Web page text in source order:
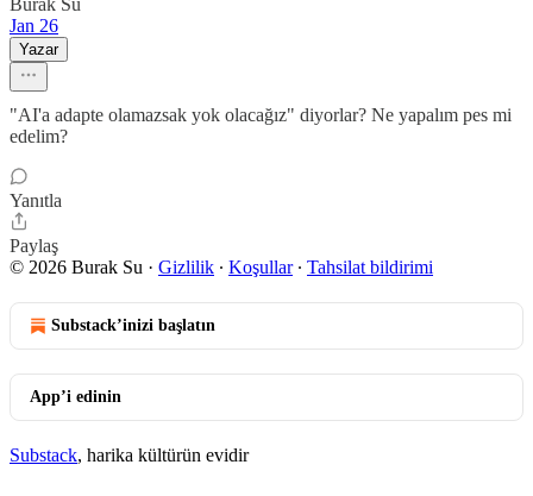
Burak Su
Jan 26
Yazar
"AI'a adapte olamazsak yok olacağız" diyorlar? Ne yapalım pes mi
edelim?
Yanıtla
Paylaş
© 2026 Burak Su · Gizlilik ∙ Koşullar∙ Tahsilat bildirimi
Substack’inizi başlatın
App’i edinin
Substack, harika kültürün evidir